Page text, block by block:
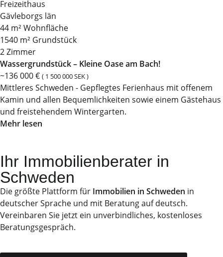
Freizeithaus
Gävleborgs län
44 m² Wohnfläche
1540 m² Grundstück
2 Zimmer
Wassergrundstück – Kleine Oase am Bach!
~136 000 € ( 1 500 000 SEK )
Mittleres Schweden - Gepflegtes Ferienhaus mit offenem
Kamin und allen Bequemlichkeiten sowie einem Gästehaus
und freistehendem Wintergarten.
Mehr lesen
Ihr Immobilienberater in
Schweden
Die größte Plattform für Immobilien in Schweden in
deutscher Sprache und mit Beratung auf deutsch.
Vereinbaren Sie jetzt ein unverbindliches, kostenloses
Beratungsgespräch.